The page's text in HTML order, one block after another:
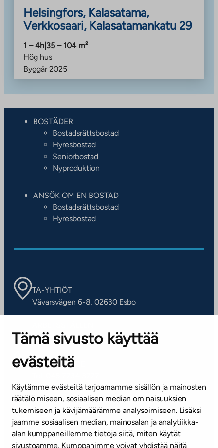
Tämä sivusto käyttää
evästeitä
Käytämme evästeitä tarjoamamme sisällön ja mainosten
räätälöimiseen, sosiaalisen median ominaisuuksien
tukemiseen ja kävijämäärämme analysoimiseen. Lisäksi
jaamme sosiaalisen median, mainosalan ja analytiikka-
alan kumppaneillemme tietoja siitä, miten käytät
sivustoamme. Kumppanimme voivat yhdistää näitä
Helsingfors, Kalasatama,
Verkkosaari, Kalasatamankatu 29
1 – 4h 35 – 104 m²
Hög hus
Byggår 2025
BOSTÄDER
Bostadsrättsbostad
Hyresbostad
Seniorbostad
Nyproduktion
ANSÖK OM EN BOSTAD
Bostadsrättsbostad
Hyresbostad
TA-YHTIÖT
Vävarsvägen 6-8, 02630 Esbo
Kontaktinformation
KUNDSERVICE
(vardagar kl. 8–16)
info@ta.fi